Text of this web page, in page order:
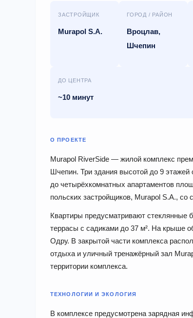
ЗАСТРОЙЩИК
Murapol S.A.
ГОРОД / РАЙОН
Вроцлав,
Шчепин
ДО ЦЕНТРА
~10 минут
О ПРОЕКТЕ
Murapol RiverSide — жилой комплекс
Шчепин. Три здания высотой до 9
до четырёхкомнатных апартаментов
польских застройщиков, Murapol S.A., со
Квартиры предусматривают стеклянные
террасы с садиками до 37 м². На крыше
Одру. В закрытой части комплекса
отдыха и уличный тренажёрный зал
территории комплекса.
ТЕХНОЛОГИИ И ЭКОЛОГИЯ
В комплексе предусмотрена зарядная